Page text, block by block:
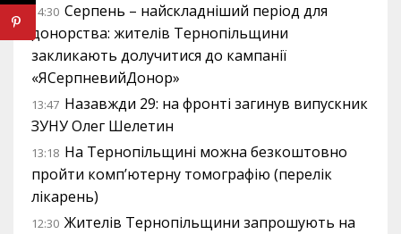
14:30 Серпень – найскладніший період для
донорства: жителів Тернопільщини
закликають долучитися до кампанії
«ЯСерпневийДонор»
13:47 Назавжди 29: на фронті загинув випускник
ЗУНУ Олег Шелетин
13:18 На Тернопільщині можна безкоштовно
пройти комп’ютерну томографію (перелік
лікарень)
12:30 Жителів Тернопільщини запрошують на